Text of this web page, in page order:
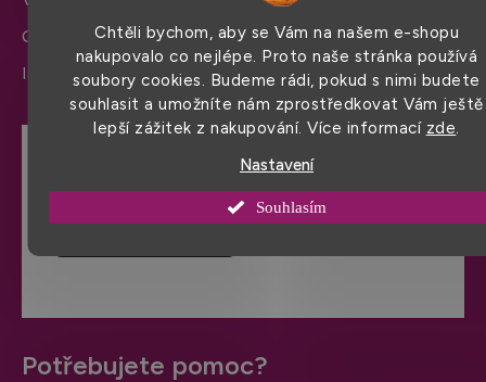
Chtěli bychom, aby se Vám na našem e-shopu
nakupovalo co nejlépe. Proto naše stránka používá
soubory cookies. Budeme rádi, pokud s nimi budete
souhlasit a umožníte nám zprostředkovat Vám ještě
lepší zážitek z nakupování. Více informací zde.
Nastavení
Souhlasím
Hodnocení obchodu
Ochrana osobních údajů
Informace a nastavení cookies
Potřebujete pomoc?